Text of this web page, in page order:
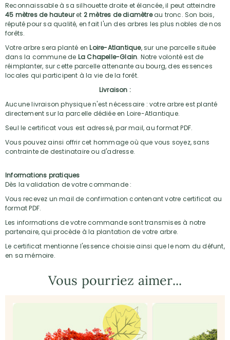
Reconnaissable à sa silhouette droite et élancée, il peut atteindre
45 mètres de hauteuret 2 mètres de diamètreau tronc. Son bois,
réputé pour sa qualité, en fait l'un des arbres les plus nobles de nos
forêts.
Votre arbre sera planté enLoire-Atlantique, sur une parcelle située
dans la commune de La Chapelle-Glain. Notre volonté est de
réimplanter, sur cette parcelle attenante au bourg, des essences
locales qui participent à la vie de la forêt.
Livraison :
Aucune livraison physique n'est nécessaire : votre arbre est planté
directement sur la parcelle dédiée en Loire-Atlantique.
Seul le certificat vous est adressé, par mail, au format PDF.
Vous pouvez ainsi offrir cet hommage où que vous soyez, sans
contrainte de destinataire ou d'adresse.
Informations pratiques
Dès la validation de votre commande :
Vous recevez un mail de confirmation contenant votre certificat au
format PDF.
Les informations de votre commande sont transmises à notre
partenaire, qui procède à la plantation de votre arbre.
Le certificat mentionne l'essence choisie ainsi que le nom du défunt,
en sa mémoire.
Vous pourriez aimer...